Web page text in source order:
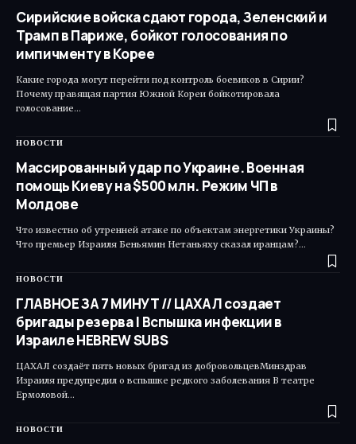
Сирийские войска сдают города, Зеленский и
Трамп в Париже, бойкот голосования по
импичменту в Корее
Какие города могут перейти под контроль боевиков в Сирии?
Почему правящая партия Южной Кореи бойкотировала
голосование…
НОВОСТИ
Массированный удар по Украине. Военная
помощь Киеву на $500 млн. Режим ЧП в
Молдове
Что известно об утренней атаке по объектам энергетики Украины?
Что премьер Израиля Беньямин Нетаньяху сказал иранцам?…
НОВОСТИ
ГЛАВНОЕ ЗА 7 МИНУТ // ЦАХАЛ создает
бригады резерва | Вспышка инфекции в
Израиле HEBREW SUBS
ЦАХАЛ создаёт пять новых бригад из добровольцевМинздрав
Израиля предупредил о вспышке редкого заболевания В театре
Ермоловой…
НОВОСТИ